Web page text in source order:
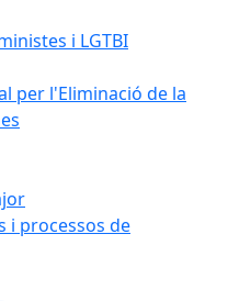
i LGTBI
per l'Eliminació de la
i processos de